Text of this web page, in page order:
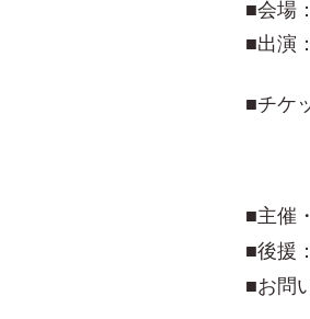
■会場
■出演
11/
■チケ
＊
■主催
■後援
■お問